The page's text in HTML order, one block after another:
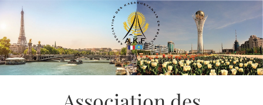
Skip
content